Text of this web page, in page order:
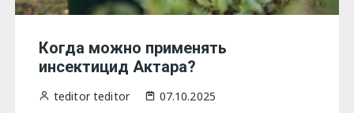
Когда можно применять
инсектицид Актара?
teditor teditor 07.10.2025